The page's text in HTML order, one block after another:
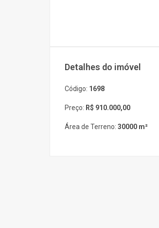
Detalhes do imóvel
Código: 1698
Preço: R$ 910.000,00
Área de Terreno: 30000 m²